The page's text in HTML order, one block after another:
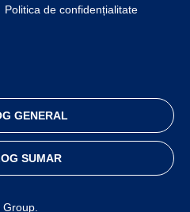
Politica de confidențialitate
GENERAL
SUMAR